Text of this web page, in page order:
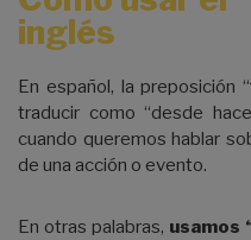
inglés
En español, la preposición
traducir como “desde
cuando queremos hablar
de una acción o evento.
En otras palabras, usamos